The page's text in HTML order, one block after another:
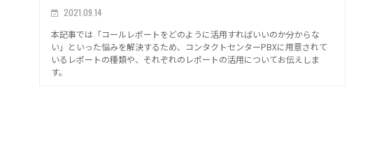
2021.09.14
本記事では「コールレポートをどのように活用すればいいのか分からな
い」といった悩みを解決するため、コンタクトセンターPBXに用意されて
いるレポートの種類や、それぞれのレポートの活用についてお伝えしま
す。